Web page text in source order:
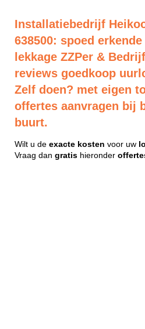
Installatiebedrijf
638500: spoed
lekkage ZZPer &
reviews goedkoop
Zelf doen? met eigen
offertes aanvragen bij
buurt.
Wilt u de exacte kosten voor uw
Vraag dan gratis hieronder